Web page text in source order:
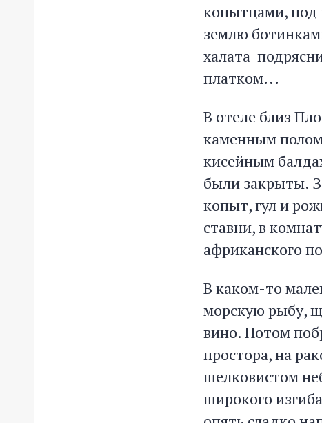
копытцами, под
землю
халата-
платком...
В отеле близ
каменным
кисейным
были закрыты.
копыт, гул и
ставни, в
африканского
В каком-то
морскую рыбу,
вино. Потом
простора, на
шелковистом
широкого